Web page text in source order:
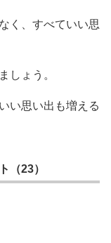
く、すべていい思
しょう。
い思い出も増える
（23）